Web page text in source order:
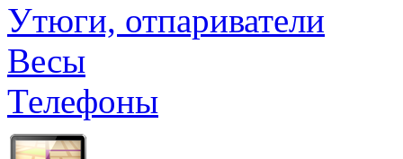
Утюги, отпариватели
Весы
Телефоны